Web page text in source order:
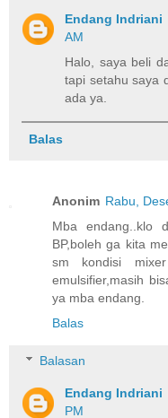
Endang Indriani
AM
Halo, saya beli
tapi setahu saya
ada ya.
Balas
Anonim Rabu,
Mba endang..klo
BP,boleh ga kita
sm kondisi
emulsifier,masih
ya mba endang.
Balas
Balasan
Endang Indriani
PM